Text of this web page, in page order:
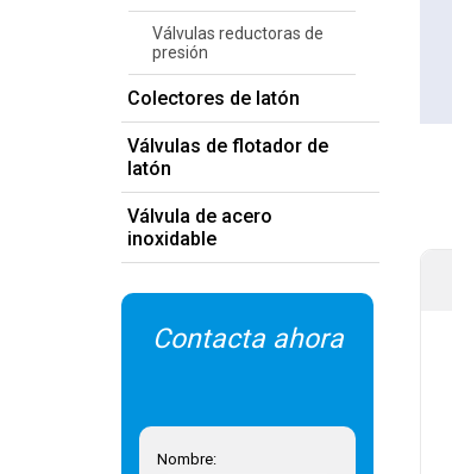
Válvulas reductoras de
presión
Colectores de latón
Válvulas de flotador de
latón
Válvula de acero
inoxidable
Contacta ahora
Nombre: